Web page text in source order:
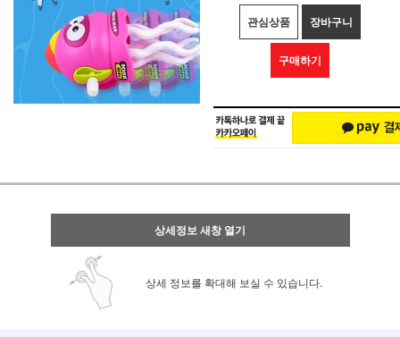
관심상품 장바구니
구매하기
상세정보 새창 열기
상세 정보를 확대해 보실 수 있습니다.